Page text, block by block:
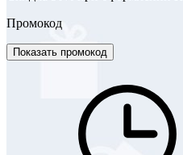
Промокод
Показать промокод